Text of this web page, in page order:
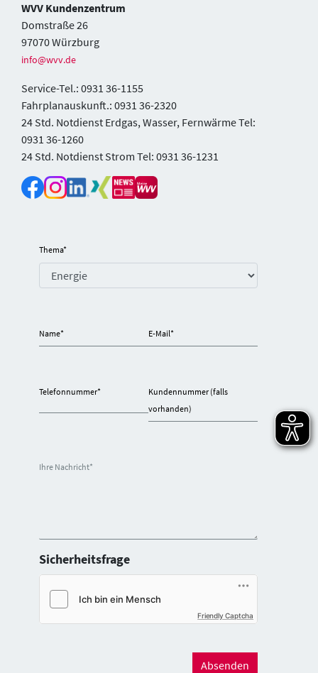
WVV Kundenzentrum
Domstraße 26
97070 Würzburg
info@wvv.de
Service-Tel.: 0931 36-1155
Fahrplanauskunft.: 0931 36-2320
24 Std. Notdienst Erdgas, Wasser, Fernwärme Tel:
0931 36-1260
24 Std. Notdienst Strom Tel: 0931 36-1231
Thema*
Name* E-Mail*
Telefonnummer*
Kundennummer (falls
vorhanden)
Ihre Nachricht*
Friendly Captcha
Sicherheitsfrage
Absenden